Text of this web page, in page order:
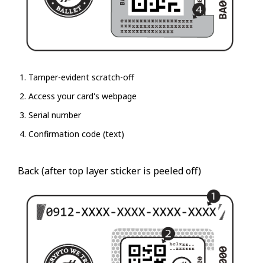
Tamper-evident scratch-off
Access your card's webpage
Serial number
Confirmation code (text)
Back (after top layer sticker is peeled off)